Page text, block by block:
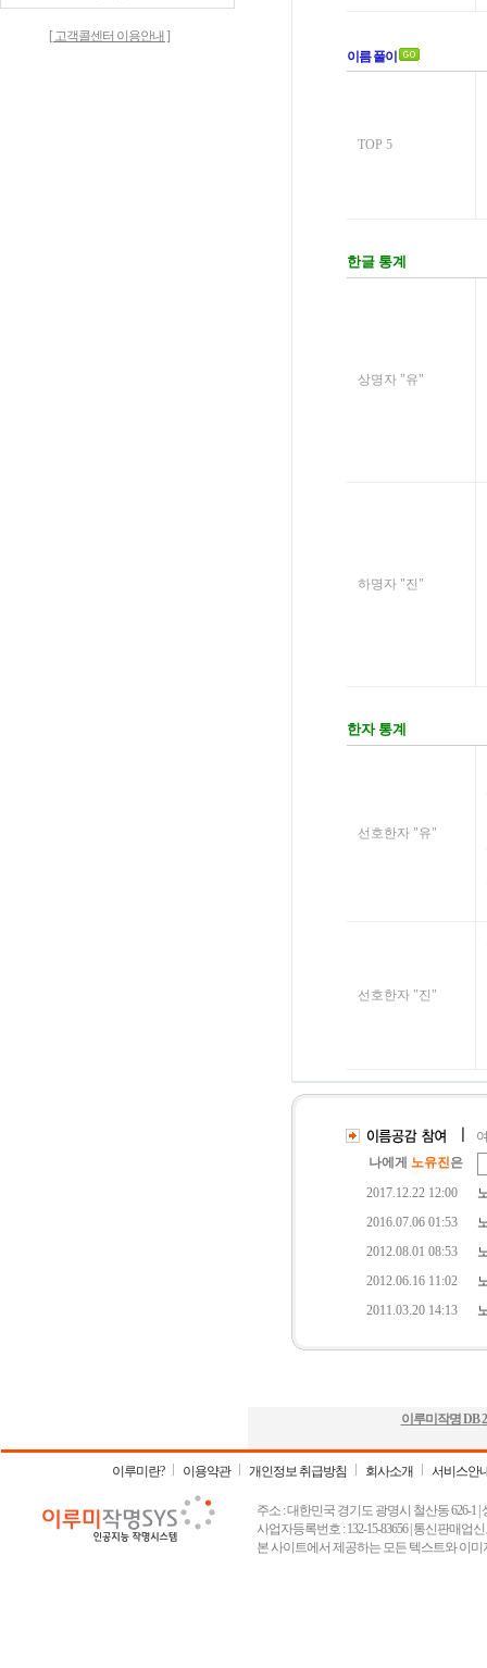
[ 고객콜센터 이용안내 ]
이루미작명 DB
이루미란? 이용약관 개인정보 취급방침 회사소개 서비스안
주소 : 대한민국 경기도 광명시 철산동 626-1 |
사업자등록번호 : 132-15-83656 | 통신판매업
본 사이트에서 제공하는 모든 텍스트와 이